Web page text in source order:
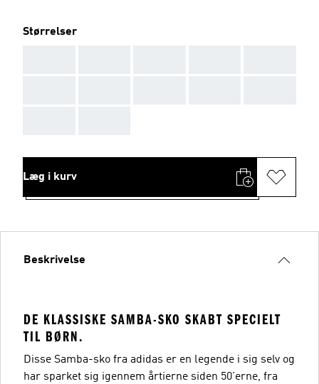
Størrelser
Læg i kurv
Beskrivelse
DE KLASSISKE SAMBA-SKO SKABT SPECIELT
TIL BØRN.
Disse Samba-sko fra adidas er en legende i sig selv og
har sparket sig igennem årtierne siden 50'erne, fra